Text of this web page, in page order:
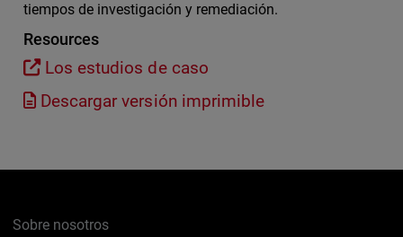
tiempos de investigación y remediación.
Resources
Los estudios de caso
Descargar versión imprimible
Sobre nosotros